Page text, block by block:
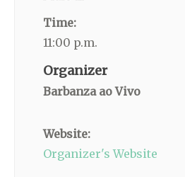
Time:
11:00 p.m.
Organizer
Barbanza ao Vivo
Website:
Organizer's Website